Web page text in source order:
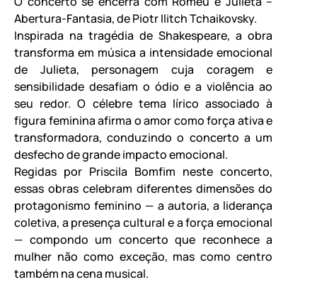
Abertura-Fantasia, de Piotr Ilitch Tchaikovsky.
Inspirada na tragédia de Shakespeare, a obra
transforma em música a intensidade emocional
de Julieta, personagem cuja coragem e
sensibilidade desafiam o ódio e a violência ao
seu redor. O célebre tema lírico associado à
figura feminina afirma o amor como força ativa e
transformadora, conduzindo o concerto a um
desfecho de grande impacto emocional.
Regidas por Priscila Bomfim neste concerto,
essas obras celebram diferentes dimensões do
protagonismo feminino — a autoria, a liderança
coletiva, a presença cultural e a força emocional
— compondo um concerto que reconhece a
mulher não como exceção, mas como centro
também na cena musical.